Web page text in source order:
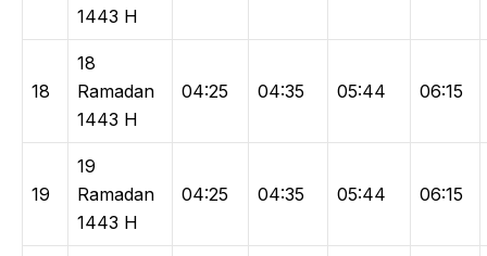
1443 H
18
18
Ramadan
1443 H
04:25 04:35 05:44 06:15
19
19
Ramadan
1443 H
04:25 04:35 05:44 06:15